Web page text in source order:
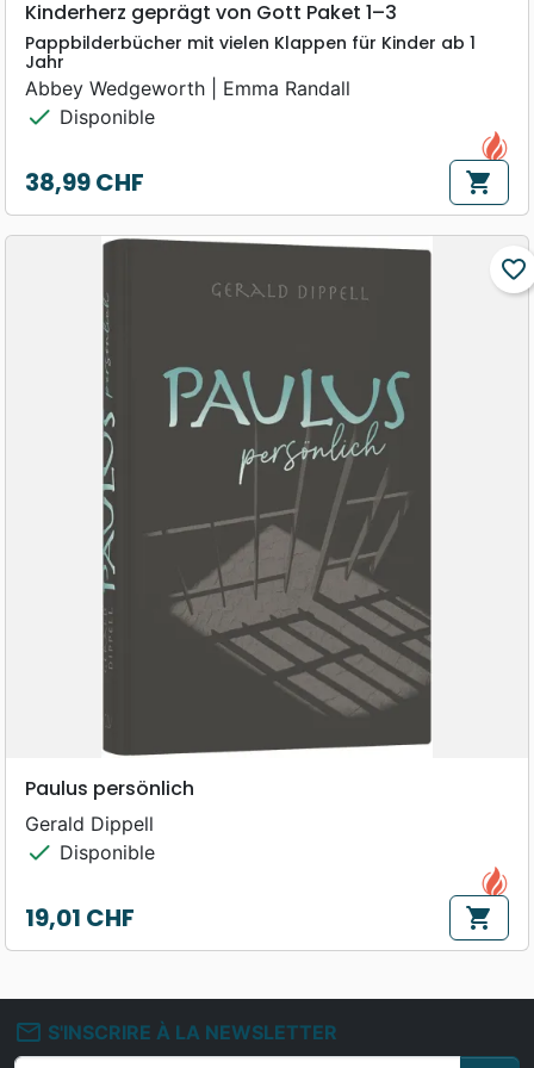
Kinderherz geprägt von Gott Paket 1–3
Pappbilderbücher mit vielen Klappen für Kinder ab 1
Jahr
Abbey Wedgeworth | Emma Randall
check Disponible
Prix
38,99 CHF shopping_cart
favorite_border
Paulus persönlich
Gerald Dippell
check Disponible
Prix
19,01 CHF shopping_cart
mail_outline S'INSCRIRE À LA NEWSLETTER